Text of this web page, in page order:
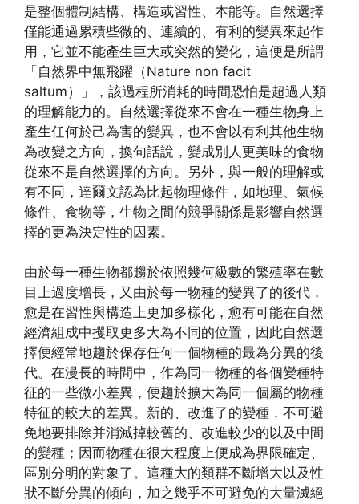
是整個體制結構、構造或習性、本能等。自然選擇
僅能通過累積些微的、連續的、有利的變異來起作
用，它並不能產生巨大或突然的變化，這便是所謂
「自然界中無飛躍（Nature non facit
saltum）」，該過程所消耗的時間恐怕是超過人類
的理解能力的。自然選擇從來不會在一種生物身上
產生任何於己為害的變異，也不會以有利其他生物
為改變之方向，換句話說，變成別人更美味的食物
從來不是自然選擇的方向。另外，與一般的理解或
有不同，達爾文認為比起物理條件，如地理、氣候
條件、食物等，生物之間的競爭關係是影響自然選
擇的更為決定性的因素。
由於每一種生物都趨於依照幾何級數的繁殖率在數
目上過度增長，又由於每一物種的變異了的後代，
愈是在習性與構造上更加多樣化，愈有可能在自然
經濟組成中攫取更多大為不同的位置，因此自然選
擇便經常地趨於保存任何一個物種的最為分異的後
代。在漫長的時間中，作為同一物種的各個變種特
征的一些微小差異，便趨於擴大為同一個屬的物種
特征的較大的差異。新的、改進了的變種，不可避
免地要排除并消滅掉較舊的、改進較少的以及中間
的變種；因而物種在很大程度上便成為界限確定、
區別分明的對象了。這種大的類群不斷增大以及性
狀不斷分異的傾向，加之幾乎不可避免的大量滅絕